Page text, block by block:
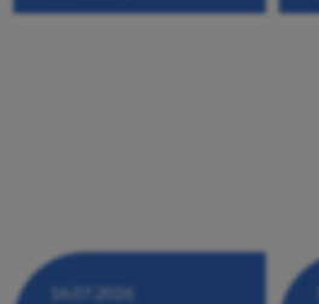
16.07.2026